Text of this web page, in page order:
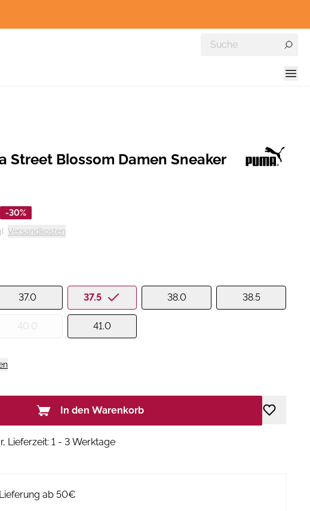
Street Blossom Damen Sneaker
-30%
Versandkosten
37.0 37.5 38.0 38.5
40.0 41.0
In den Warenkorb
Lieferzeit: 1 - 3 Werktage
ab 50€